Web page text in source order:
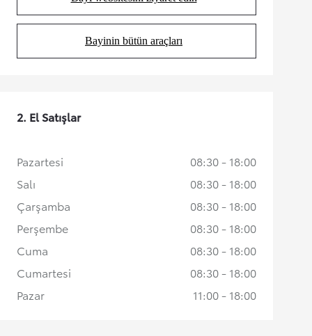
(Opens in new tab)
Bayinin bütün araçları
(Opens in new tab)
2. El Satışlar
Pazartesi
08:30 - 18:00
Salı
08:30 - 18:00
Çarşamba
08:30 - 18:00
Perşembe
08:30 - 18:00
Cuma
08:30 - 18:00
Cumartesi
08:30 - 18:00
Pazar
11:00 - 18:00